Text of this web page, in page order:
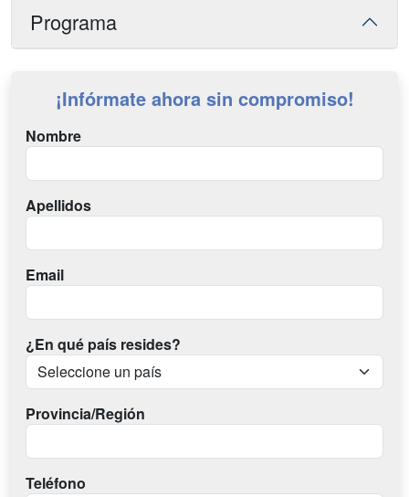
Programa
¡Infórmate ahora sin compromiso!
Nombre
Apellidos
Email
¿En qué país resides?
Provincia/Región
Teléfono